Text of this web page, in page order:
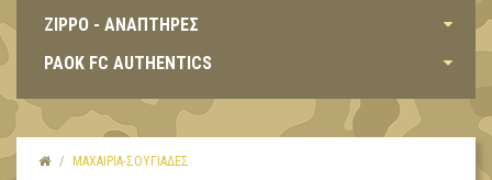
ZIPPO - ΑΝΑΠΤΗΡΕΣ
PAOK FC AUTHENTICS
ΜΑΧΑΙΡΙΑ-ΣΟΥΓΙΑΔΕΣ